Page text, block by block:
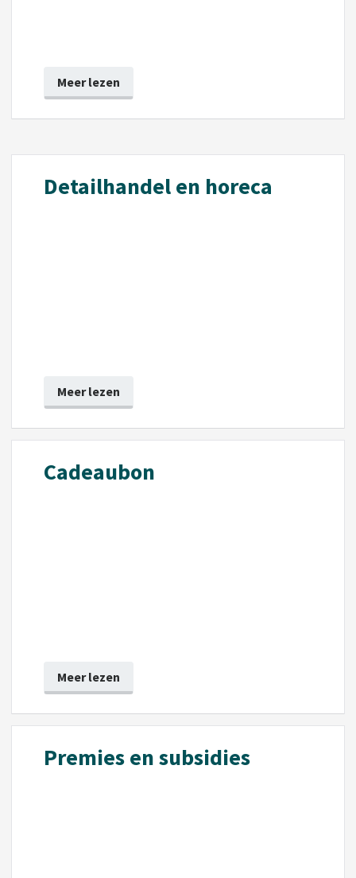
Meer lezen
Detailhandel en horeca
Meer lezen
Cadeaubon
Meer lezen
Premies en subsidies